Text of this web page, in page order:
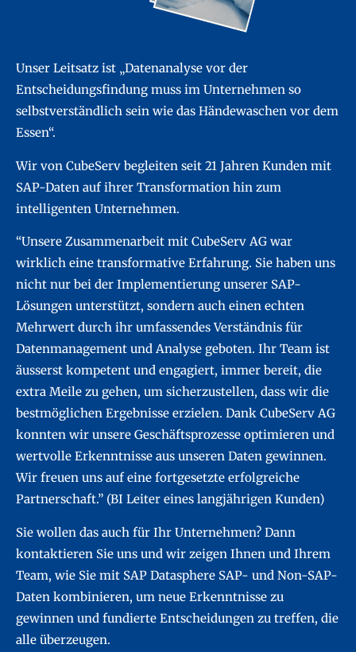
Unser Leitsatz ist „Datenanalyse vor der
Entscheidungsfindung muss im Unternehmen so
selbstverständlich sein wie das Händewaschen vor dem
Essen“.
Wir von CubeServ begleiten seit 21 Jahren Kunden mit
SAP-Daten auf ihrer Transformation hin zum
intelligenten Unternehmen.
“Unsere Zusammenarbeit mit CubeServ AG war
wirklich eine transformative Erfahrung. Sie haben uns
nicht nur bei der Implementierung unserer SAP-
Lösungen unterstützt, sondern auch einen echten
Mehrwert durch ihr umfassendes Verständnis für
Datenmanagement und Analyse geboten. Ihr Team ist
äusserst kompetent und engagiert, immer bereit, die
extra Meile zu gehen, um sicherzustellen, dass wir die
bestmöglichen Ergebnisse erzielen. Dank CubeServ AG
konnten wir unsere Geschäftsprozesse optimieren und
wertvolle Erkenntnisse aus unseren Daten gewinnen.
Wir freuen uns auf eine fortgesetzte erfolgreiche
Partnerschaft.” (BI Leiter eines langjährigen Kunden)
Sie wollen das auch für Ihr Unternehmen? Dann
kontaktieren Sie uns und wir zeigen Ihnen und Ihrem
Team, wie Sie mit SAP Datasphere SAP- und Non-SAP-
Daten kombinieren, um neue Erkenntnisse zu
gewinnen und fundierte Entscheidungen zu treffen, die
alle überzeugen.